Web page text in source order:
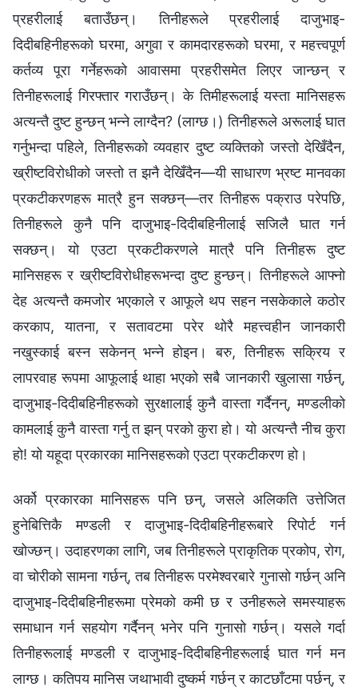
प्रहरीलाई बताउँछन्। तिनीहरूले प्रहरीलाई दाजुभाइ-
दिदीबहिनीहरूको घरमा, अगुवा र कामदारहरूको घरमा, र महत्त्वपूर्ण
कर्तव्य पूरा गर्नेहरूको आवासमा प्रहरीसमेत लिएर जान्छन् र
तिनीहरूलाई गिरफ्तार गराउँछन्। के तिमीहरूलाई यस्ता मानिसहरू
अत्यन्तै दुष्ट हुन्छन् भन्ने लाग्दैन? (लाग्छ।) तिनीहरूले अरूलाई घात
गर्नुभन्दा पहिले, तिनीहरूको व्यवहार दुष्ट व्यक्तिको जस्तो देखिँदैन,
ख्रीष्टविरोधीको जस्तो त झनै देखिँदैन—यी साधारण भ्रष्ट मानवका
प्रकटीकरणहरू मात्रै हुन सक्छन्—तर तिनीहरू पक्राउ परेपछि,
तिनीहरूले कुनै पनि दाजुभाइ-दिदीबहिनीलाई सजिलै घात गर्न
सक्छन्। यो एउटा प्रकटीकरणले मात्रै पनि तिनीहरू दुष्ट
मानिसहरू र ख्रीष्टविरोधीहरूभन्दा दुष्ट हुन्छन्। तिनीहरूले आफ्नो
देह अत्यन्तै कमजोर भएकाले र आफूले थप सहन नसकेकाले कठोर
करकाप, यातना, र सतावटमा परेर थोरै महत्त्वहीन जानकारी
नखुस्काई बस्‍न सकेनन् भन्ने होइन। बरु, तिनीहरू सक्रिय र
लापरवाह रूपमा आफूलाई थाहा भएको सबै जानकारी खुलासा गर्छन्,
दाजुभाइ-दिदीबहिनीहरूको सुरक्षालाई कुनै वास्ता गर्दैनन्, मण्डलीको
कामलाई कुनै वास्ता गर्नु त झन् परको कुरा हो। यो अत्यन्तै नीच कुरा
हो! यो यहूदा प्रकारका मानिसहरूको एउटा प्रकटीकरण हो।
अर्को प्रकारका मानिसहरू पनि छन्, जसले अलिकति उत्तेजित
हुनेबित्तिकै मण्डली र दाजुभाइ-दिदीबहिनीहरूबारे रिपोर्ट गर्न
खोज्छन्। उदाहरणका लागि, जब तिनीहरूले प्राकृतिक प्रकोप, रोग,
वा चोरीको सामना गर्छन्, तब तिनीहरू परमेश्‍वरबारे गुनासो गर्छन् अनि
दाजुभाइ-दिदीबहिनीहरूमा प्रेमको कमी छ र उनीहरूले समस्याहरू
समाधान गर्न सहयोग गर्दैनन् भनेर पनि गुनासो गर्छन्। यसले गर्दा
तिनीहरूलाई मण्डली र दाजुभाइ-दिदीबहिनीहरूलाई घात गर्न मन
लाग्छ। कतिपय मानिस जथाभावी दुष्कर्म गर्छन् र काटछाँटमा पर्छन्, र